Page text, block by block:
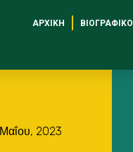
ΑΡΧΙΚΉ ΒΙΟΓΡΑΦΙΚΌ
2023